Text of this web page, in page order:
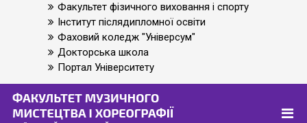
Факультет фізичного виховання і спорту
Інститут післядипломної освіти
Фаховий коледж "Універсум"
Докторська школа
Портал Університету